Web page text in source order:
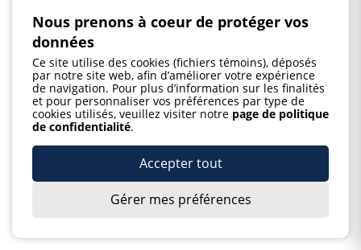
Nous prenons à coeur de protéger vos
données
Ce site utilise des cookies (fichiers témoins), déposés
par notre site web, afin d’améliorer votre expérience
de navigation. Pour plus d’information sur les finalités
et pour personnaliser vos préférences par type de
cookies utilisés, veuillez visiter notre page de politique
de confidentialité.
Accepter tout
Gérer mes préférences